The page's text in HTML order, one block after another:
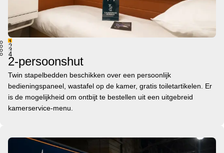
1
2
3
4
2-persoonshut
Twin stapelbedden beschikken over een persoonlijk
bedieningspaneel, wastafel op de kamer, gratis toiletartikelen. Er
is de mogelijkheid om ontbijt te bestellen uit een uitgebreid
kamerservice-menu.